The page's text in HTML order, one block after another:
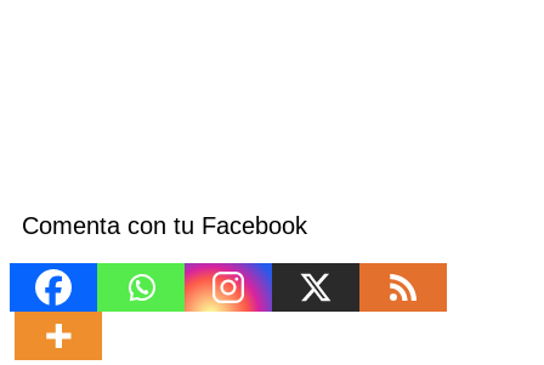
Comenta con tu Facebook